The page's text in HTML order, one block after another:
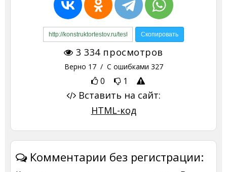
3 334просмотров
Верно 17/ С ошибками 327
0 1
Вставить на сайт:
HTML-код
Комментарии без регистрации: